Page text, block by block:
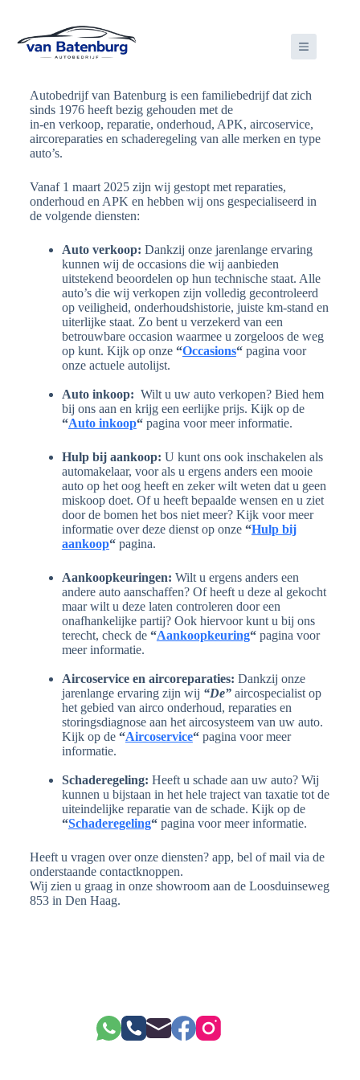
Autobedrijf van Batenburg is een familiebedrijf dat zich
sinds 1976 heeft bezig gehouden met de
in-en verkoop, reparatie, onderhoud, APK, aircoservice,
aircoreparaties en schaderegeling van alle merken en type
auto’s.
Vanaf 1 maart 2025 zijn wij gestopt met reparaties,
onderhoud en APK en hebben wij ons gespecialiseerd in
de volgende diensten:
Auto verkoop: Dankzij onze jarenlange ervaring
kunnen wij de occasions die wij aanbieden
uitstekend beoordelen op hun technische staat. Alle
auto’s die wij verkopen zijn volledig gecontroleerd
op veiligheid, onderhoudshistorie, juiste km-stand en
uiterlijke staat. Zo bent u verzekerd van een
betrouwbare occasion waarmee u zorgeloos de weg
op kunt. Kijk op onze “Occasions“pagina voor
onze actuele autolijst.
Auto inkoop: Wilt u uw auto verkopen? Bied hem
bij ons aan en krijg een eerlijke prijs. Kijk op de
“Auto inkoop“pagina voor meer informatie.
Hulp bij aankoop: U kunt ons ook inschakelen als
automakelaar, voor als u ergens anders een mooie
auto op het oog heeft en zeker wilt weten dat u geen
miskoop doet. Of u heeft bepaalde wensen en u ziet
door de bomen het bos niet meer? Kijk voor meer
informatie over deze dienst op onze “Hulp bij
aankoop“pagina.
Aankoopkeuringen: Wilt u ergens anders een
andere auto aanschaffen? Of heeft u deze al gekocht
maar wilt u deze laten controleren door een
onafhankelijke partij? Ook hiervoor kunt u bij ons
terecht, check de “Aankoopkeuring“pagina voor
meer informatie.
Aircoservice en aircoreparaties: Dankzij onze
jarenlange ervaring zijn wij “De”aircospecialist op
het gebied van airco onderhoud, reparaties en
storingsdiagnose aan het aircosysteem van uw auto.
Kijk op de “Aircoservice“pagina voor meer
informatie.
Schaderegeling: Heeft u schade aan uw auto? Wij
kunnen u bijstaan in het hele traject van taxatie tot de
uiteindelijke reparatie van de schade. Kijk op de
“Schaderegeling“pagina voor meer informatie.
Heeft u vragen over onze diensten? app, bel of mail via de
onderstaande contactknoppen.
Wij zien u graag in onze showroom aan de Loosduinseweg
853 in Den Haag.